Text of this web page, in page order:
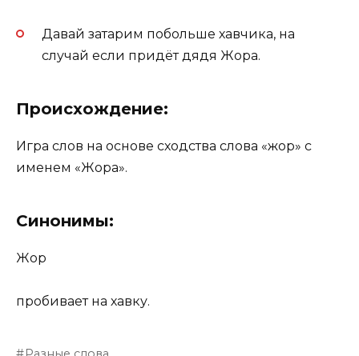
Давай затарим побольше хавчика, на
случай если придёт дядя Жора.
Происхождение:
Игра слов на основе сходства слова «жор» с
именем «Жора».
Синонимы:
Жор
пробивает на хавку.